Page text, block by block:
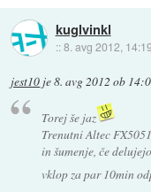
kuglvinkl
::8. avg 2012, 14:19
jest10 je8. avg 2012 ob
Torej še jaz
Trenutni Altec
in šumenje, če
vklop za par 10min